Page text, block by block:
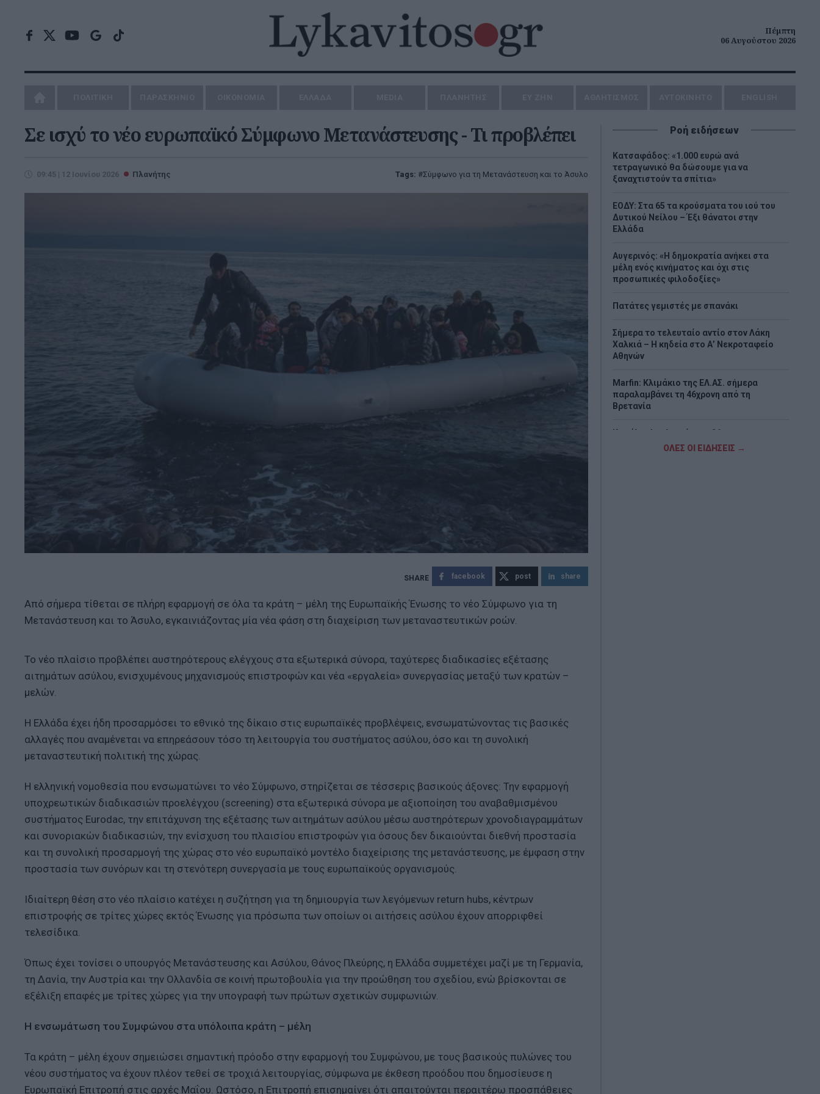
Πέμπτη
06 Αυγούστου 2026
Σε ισχύ το νέο ευρωπαϊκό Σύμφωνο Μετανάστευσης - Τι προβλέπει
09:45 | 12 Ιουνίου 2026 Πλανήτης Tags: Σύμφωνο για τη Μετανάστευση και το Άσυλο
facebook post share
Από σήμερα τίθεται σε πλήρη εφαρμογή σε όλα τα κράτη – μέλη της Ευρωπαϊκής Ένωσης το νέο Σύμφωνο για τη
Μετανάστευση και το Άσυλο, εγκαινιάζοντας μία νέα φάση στη διαχείριση των μεταναστευτικών ροών.
Το νέο πλαίσιο προβλέπει αυστηρότερους ελέγχους στα εξωτερικά σύνορα, ταχύτερες διαδικασίες εξέτασης
αιτημάτων ασύλου, ενισχυμένους μηχανισμούς επιστροφών και νέα «εργαλεία» συνεργασίας μεταξύ των κρατών –
μελών.
Η Ελλάδα έχει ήδη προσαρμόσει το εθνικό της δίκαιο στις ευρωπαϊκές προβλέψεις, ενσωματώνοντας τις βασικές
αλλαγές που αναμένεται να επηρεάσουν τόσο τη λειτουργία του συστήματος ασύλου, όσο και τη συνολική
μεταναστευτική πολιτική της χώρας.
Η ελληνική νομοθεσία που ενσωματώνει το νέο Σύμφωνο, στηρίζεται σε τέσσερις βασικούς άξονες: Την εφαρμογή
υποχρεωτικών διαδικασιών προελέγχου (screening) στα εξωτερικά σύνορα με αξιοποίηση του αναβαθμισμένου
συστήματος Eurodac, την επιτάχυνση της εξέτασης των αιτημάτων ασύλου μέσω αυστηρότερων χρονοδιαγραμμάτων
και συνοριακών διαδικασιών, την ενίσχυση του πλαισίου επιστροφών για όσους δεν δικαιούνται διεθνή προστασία
και τη συνολική προσαρμογή της χώρας στο νέο ευρωπαϊκό μοντέλο διαχείρισης της μετανάστευσης, με έμφαση στην
προστασία των συνόρων και τη στενότερη συνεργασία με τους ευρωπαϊκούς οργανισμούς.
Ιδιαίτερη θέση στο νέο πλαίσιο κατέχει η συζήτηση για τη δημιουργία των λεγόμενων return hubs, κέντρων
επιστροφής σε τρίτες χώρες εκτός Ένωσης για πρόσωπα των οποίων οι αιτήσεις ασύλου έχουν απορριφθεί
τελεσίδικα.
Όπως έχει τονίσει ο υπουργός Μετανάστευσης και Ασύλου, Θάνος Πλεύρης, η Ελλάδα συμμετέχει μαζί με τη Γερμανία,
τη Δανία, την Αυστρία και την Ολλανδία σε κοινή πρωτοβουλία για την προώθηση του σχεδίου, ενώ βρίσκονται σε
εξέλιξη επαφές με τρίτες χώρες για την υπογραφή των πρώτων σχετικών συμφωνιών.
Η ενσωμάτωση του Συμφώνου στα υπόλοιπα κράτη – μέλη
Τα κράτη – μέλη έχουν σημειώσει σημαντική πρόοδο στην εφαρμογή του Συμφώνου, με τους βασικούς πυλώνες του
νέου συστήματος να έχουν πλέον τεθεί σε τροχιά λειτουργίας, σύμφωνα με έκθεση προόδου που δημοσίευσε η
Ευρωπαϊκή Επιτροπή στις αρχές Μαΐου. Ωστόσο, η Επιτροπή επισημαίνει ότι απαιτούνται περαιτέρω προσπάθειες
Ροή ειδήσεων
Κατσαφάδος: «1.000 ευρώ ανά
τετραγωνικό θα δώσουμε για να
ξαναχτιστούν τα σπίτια»
ΕΟΔΥ: Στα 65 τα κρούσματα του ιού του
Δυτικού Νείλου – Έξι θάνατοι στην
Ελλάδα
Αυγερινός: «Η δημοκρατία ανήκει στα
μέλη ενός κινήματος και όχι στις
προσωπικές φιλοδοξίες»
Πατάτες γεμιστές με σπανάκι
Σήμερα το τελευταίο αντίο στον Λάκη
Χαλκιά – Η κηδεία στο Α’ Νεκροταφείο
Αθηνών
Marfin: Κλιμάκιο της ΕΛ.ΑΣ. σήμερα
παραλαμβάνει τη 46χρονη από τη
Βρετανία
Κυψέλη: Απολογείται ο 26χρονος για τη
δολοφονία της 38χρονης Βρετανίδας
ΟΛΕΣ ΟΙ ΕΙΔΗΣΕΙΣ →